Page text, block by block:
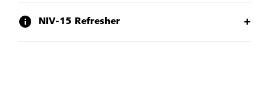
NIV-15 Refresher +